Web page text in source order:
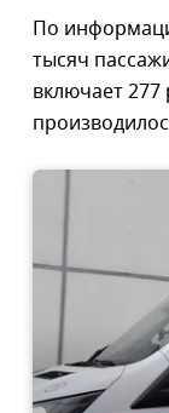
По
тысяч
включает